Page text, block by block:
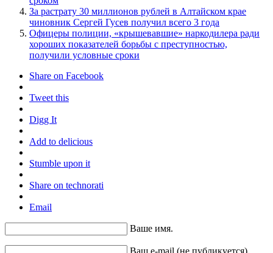
За растрату 30 миллионов рублей в Алтайском крае
чиновник Сергей Гусев получил всего 3 года
Офицеры полиции, «крышевавшие» наркодилера ради
хороших показателей борьбы с преступностью,
получили условные сроки
Share on Facebook
Tweet this
Digg It
Add to delicious
Stumble upon it
Share on technorati
Email
Ваше имя.
Ваш e-mail (не публикуется).